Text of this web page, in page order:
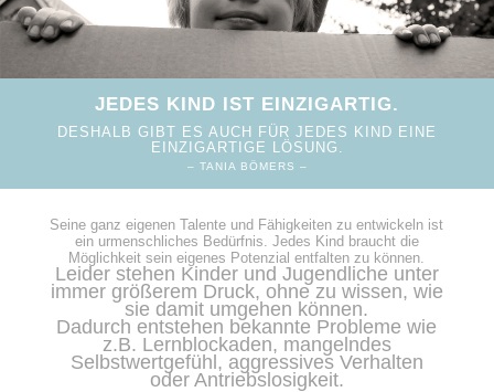
JEDES KIND IST EINZIGARTIG.
DESHALB GIBT ES AUCH FÜR JEDES KIND EINE
EINZIGARTIGE LÖSUNG.
– TANIA BÖMERS –
Seine ganz eigenen Talente und Fähigkeiten zu entwickeln ist
ein urmenschliches Bedürfnis. Jedes Kind braucht die
Möglichkeit sein eigenes Potenzial entfalten zu können.
Leider stehen Kinder und Jugendliche unter
immer größerem Druck, ohne zu wissen, wie
sie damit umgehen können.
Dadurch entstehen bekannte Probleme wie
z.B. Lernblockaden, mangelndes
Selbstwertgefühl, aggressives Verhalten
oder Antriebslosigkeit.